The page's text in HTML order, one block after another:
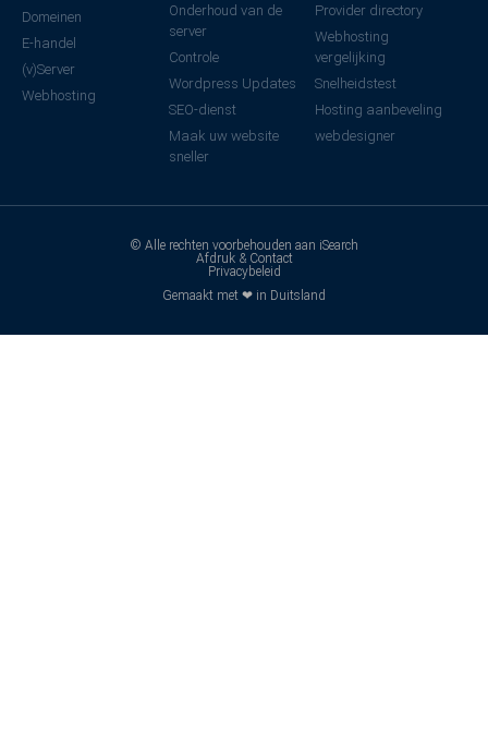
Domeinen
E-handel
(v)Server
Webhosting
Onderhoud van de
server
Controle
Wordpress Updates
SEO-dienst
Maak uw website
sneller
Provider directory
Webhosting
vergelijking
Snelheidstest
Hosting aanbeveling
webdesigner
© Alle rechten voorbehouden aan iSearch
Afdruk & Contact
Privacybeleid
Gemaakt met ❤ in Duitsland